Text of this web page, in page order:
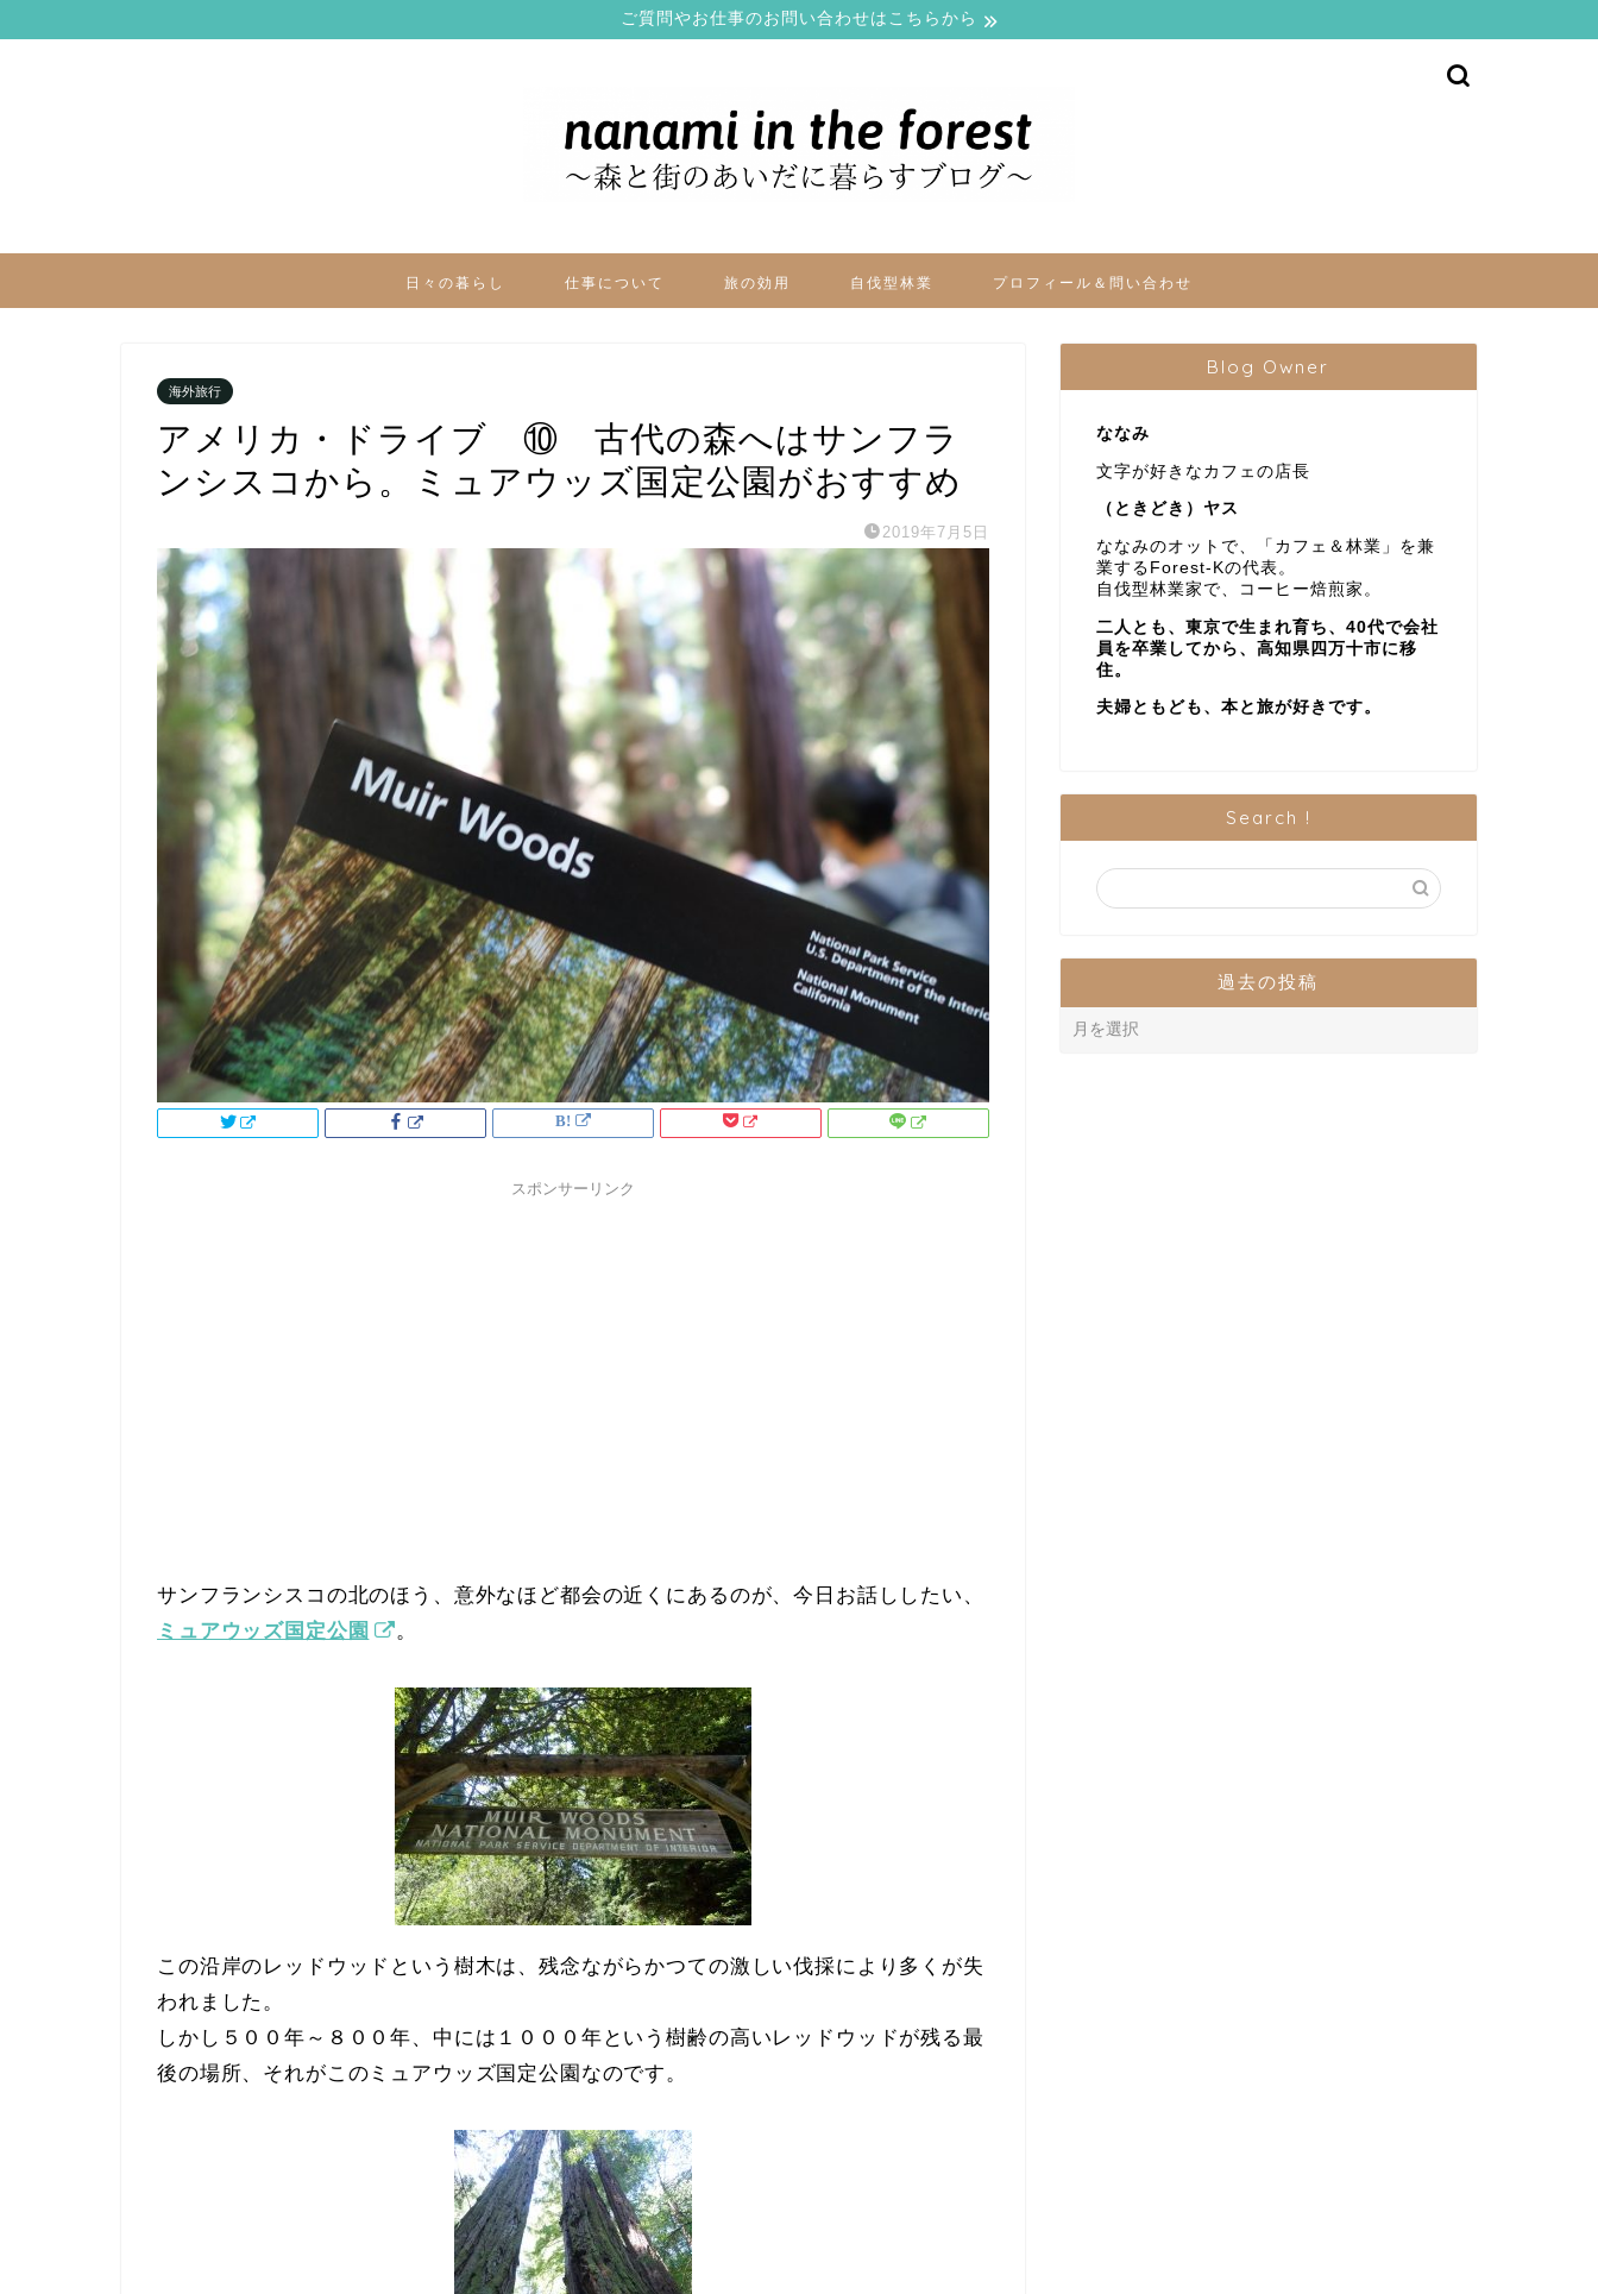
ご質問やお仕事のお問い合わせはこちらから
日々の暮らし 仕事について 旅の効用 自伐型林業 プロフィール＆問い合わせ
海外旅行
アメリカ・ドライブ ⑩ 古代の森へはサンフラ
ンシスコから。ミュアウッズ国定公園がおすすめ
2019年7月5日
スポンサーリンク
サンフランシスコの北のほう、意外なほど都会の近くにあるのが、今日お話ししたい、
ミュアウッズ国定公園
。
この沿岸のレッドウッドという樹木は、残念ながらかつての激しい伐採により多くが失
われました。
しかし５００年～８００年、中には１０００年という樹齢の高いレッドウッドが残る最
後の場所、それがこのミュアウッズ国定公園なのです。
Blog Owner
ななみ
文字が好きなカフェの店長
（ときどき）ヤス
ななみのオットで、「カフェ＆林業」を兼
業するForest-Kの代表。
自伐型林業家で、コーヒー焙煎家。
二人とも、東京で生まれ育ち、40代で会社
員を卒業してから、高知県四万十市に移
住。
夫婦ともども、本と旅が好きです。
Search !
過去の投稿